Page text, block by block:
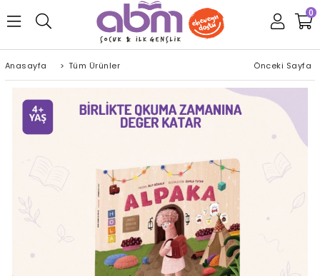
0
Anasayfa > Tüm Ürünler Önceki Sayfa